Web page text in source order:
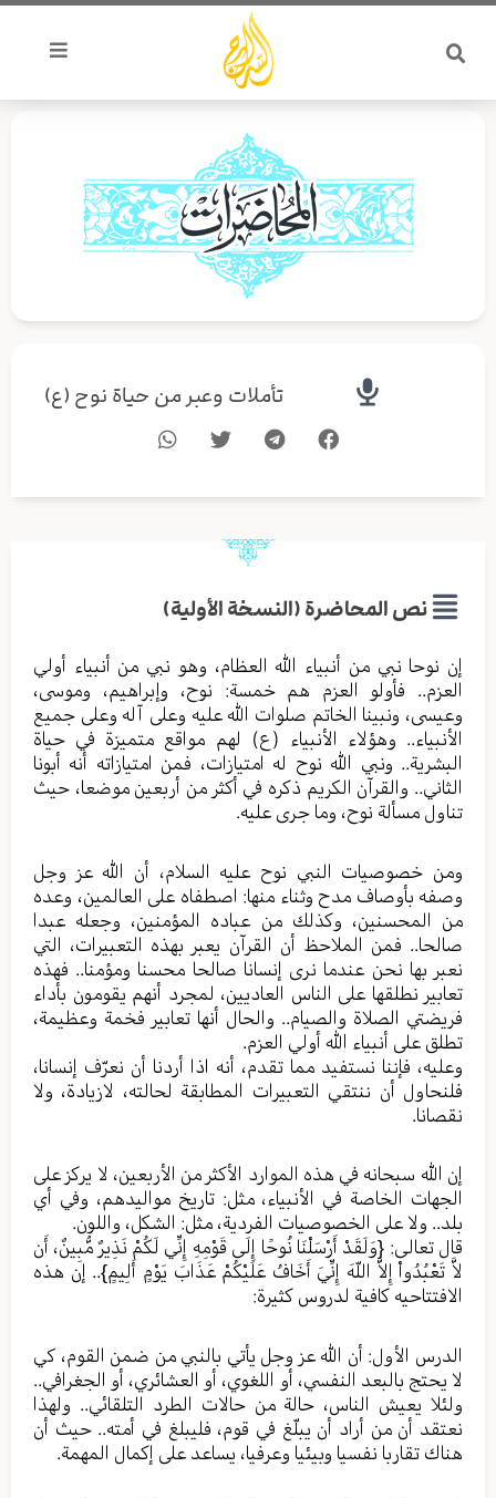
تخطي
المحتوى
تأملات وعبر من حياة نوح (ع)
نص المحاضرة (النسخة الأولية)
إن نوحا نبي من أنبياء الله العظام، وهو نبي من أنبياء أولي
العزم.. فأولو العزم هم خمسة: نوح، وإبراهيم، وموسى،
وعيسى، ونبينا الخاتم صلوات الله عليه وعلى آله وعلى جميع
الأنبياء.. وهؤلاء الأنبياء (ع) لهم مواقع متميزة في حياة
البشرية.. ونبي الله نوح له امتيازات، فمن امتيازاته أنه أبونا
الثاني.. والقرآن الكريم ذكره في أكثر من أربعين موضعا، حيث
تناول مسألة نوح، وما جرى عليه.
ومن خصوصيات النبي نوح عليه السلام، أن الله عز وجل
وصفه بأوصاف مدح وثناء منها: اصطفاه على العالمين، وعده
من المحسنين، وكذلك من عباده المؤمنين، وجعله عبدا
صالحا.. فمن الملاحظ أن القرآن يعبر بهذه التعبيرات، التي
نعبر بها نحن عندما نرى إنسانا صالحا محسنا ومؤمنا.. فهذه
تعابير نطلقها على الناس العاديين، لمجرد أنهم يقومون بأداء
فريضتي الصلاة والصيام.. والحال أنها تعابير فخمة وعظيمة،
تطلق على أنبياء الله أولي العزم.
وعليه، فإننا نستفيد مما تقدم، أنه اذا أردنا أن نعرّف إنسانا،
فلنحاول أن ننتقي التعبيرات المطابقة لحالته، لازيادة، ولا
نقصانا.
إن الله سبحانه في هذه الموارد الأكثر من الأربعين، لا يركز على
الجهات الخاصة في الأنبياء، مثل: تاريخ مواليدهم، وفي أي
بلد.. ولا على الخصوصيات الفردية، مثل: الشكل، واللون.
قال تعالى: {وَلَقَدْ أَرْسَلْنَا نُوحًا إِلَى قَوْمِهِ إِنِّي لَكُمْ نَذِيرٌ مُّبِينٌ، أَن
لاَّ تَعْبُدُواْ إِلاَّ اللّهَ إِنِّيَ أَخَافُ عَلَيْكُمْ عَذَابَ يَوْمٍ أَلِيمٍ}.. إن هذه
الافتتاحيه كافية لدروس كثيرة:
الدرس الأول: أن الله عز وجل يأتي بالنبي من ضمن القوم، كي
لا يحتج بالبعد النفسي، أو اللغوي، أو العشائري، أو الجغرافي..
ولئلا يعيش الناس، حالة من حالات الطرد التلقائي.. ولهذا
نعتقد أن من أراد أن يبلّغ في قوم، فليبلغ في أمته.. حيث أن
هناك تقاربا نفسيا وبيئيا وعرفيا، يساعد على إكمال المهمة.